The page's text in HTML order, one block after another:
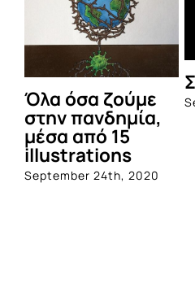
Όλα όσα ζούμε
στην πανδημία,
μέσα από 15
illustrations
September 24th, 2020